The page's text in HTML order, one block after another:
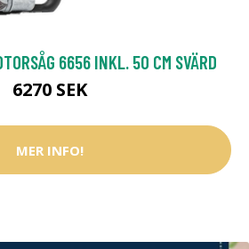
6656 INKL. 50 CM SVÄRD
6270 SEK
MER INFO!